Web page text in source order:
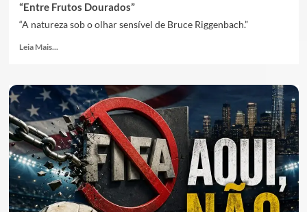
“Entre Frutos Dourados”
“A natureza sob o olhar sensível de Bruce Riggenbach.”
Leia Mais...